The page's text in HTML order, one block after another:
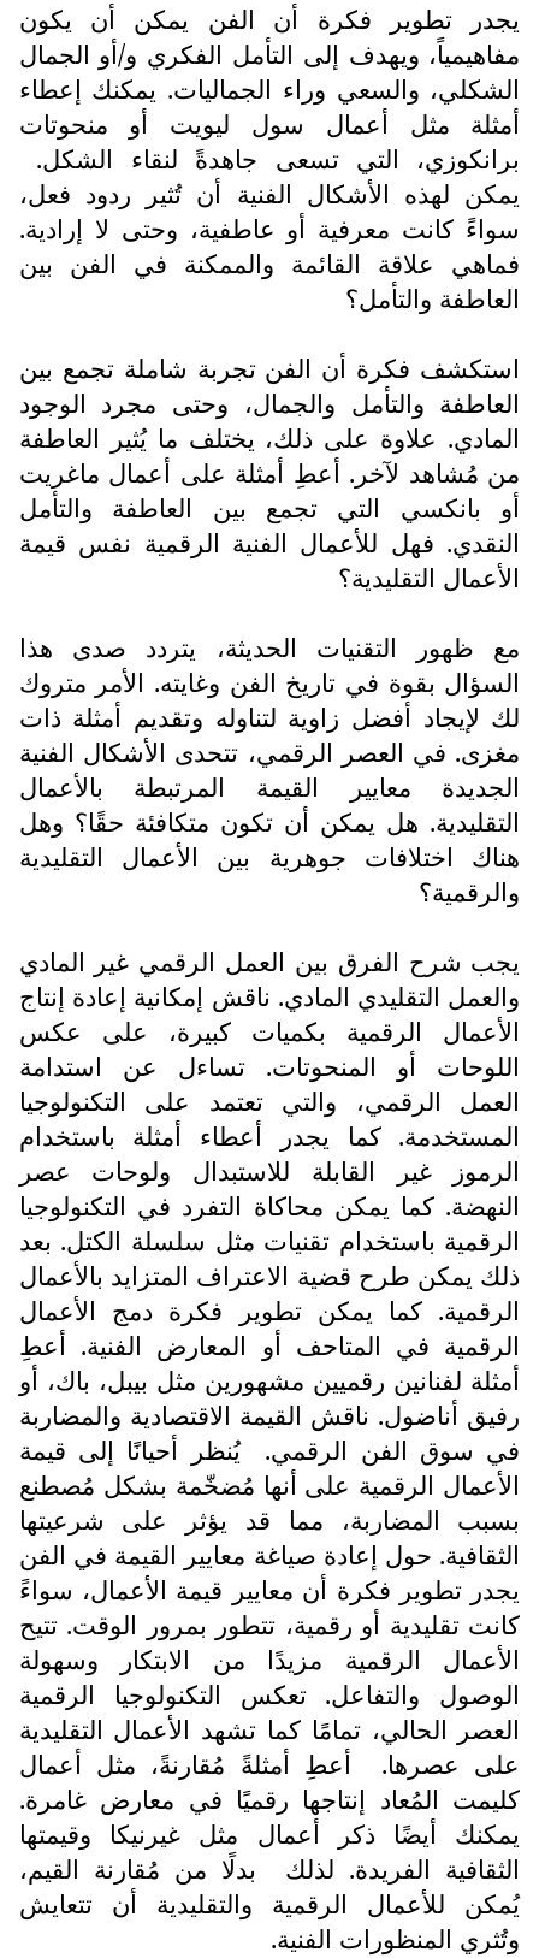
يجدر تطوير فكرة أن الفن يمكن أن يكون
مفاهيمياً، ويهدف إلى التأمل الفكري و/أو الجمال
الشكلي، والسعي وراء الجماليات. يمكنك إعطاء
أمثلة مثل أعمال سول ليويت أو منحوتات
برانكوزي، التي تسعى جاهدةً لنقاء الشكل.
يمكن لهذه الأشكال الفنية أن تُثير ردود فعل،
سواءً كانت معرفية أو عاطفية، وحتى لا إرادية.
فماهي علاقة القائمة والممكنة في الفن بين
العاطفة والتأمل؟
استكشف فكرة أن الفن تجربة شاملة تجمع بين
العاطفة والتأمل والجمال، وحتى مجرد الوجود
المادي. علاوة على ذلك، يختلف ما يُثير العاطفة
من مُشاهد لآخر. أعطِ أمثلة على أعمال ماغريت
أو بانكسي التي تجمع بين العاطفة والتأمل
النقدي. فهل للأعمال الفنية الرقمية نفس قيمة
الأعمال التقليدية؟
مع ظهور التقنيات الحديثة، يتردد صدى هذا
السؤال بقوة في تاريخ الفن وغايته. الأمر متروك
لك لإيجاد أفضل زاوية لتناوله وتقديم أمثلة ذات
مغزى. في العصر الرقمي، تتحدى الأشكال الفنية
الجديدة معايير القيمة المرتبطة بالأعمال
التقليدية. هل يمكن أن تكون متكافئة حقًا؟ وهل
هناك اختلافات جوهرية بين الأعمال التقليدية
والرقمية؟
يجب شرح الفرق بين العمل الرقمي غير المادي
والعمل التقليدي المادي. ناقش إمكانية إعادة إنتاج
الأعمال الرقمية بكميات كبيرة، على عكس
اللوحات أو المنحوتات. تساءل عن استدامة
العمل الرقمي، والتي تعتمد على التكنولوجيا
المستخدمة. كما يجدر أعطاء أمثلة باستخدام
الرموز غير القابلة للاستبدال ولوحات عصر
النهضة. كما يمكن محاكاة التفرد في التكنولوجيا
الرقمية باستخدام تقنيات مثل سلسلة الكتل. بعد
ذلك يمكن طرح قضية الاعتراف المتزايد بالأعمال
الرقمية. كما يمكن تطوير فكرة دمج الأعمال
الرقمية في المتاحف أو المعارض الفنية. أعطِ
أمثلة لفنانين رقميين مشهورين مثل بيبل، باك، أو
رفيق أناضول. ناقش القيمة الاقتصادية والمضاربة
في سوق الفن الرقمي.
يُنظر أحيانًا إلى قيمة
الأعمال الرقمية على أنها مُضخّمة بشكل مُصطنع
بسبب المضاربة، مما قد يؤثر على شرعيتها
الثقافية. حول إعادة صياغة معايير القيمة في الفن
يجدر تطوير فكرة أن معايير قيمة الأعمال، سواءً
كانت تقليدية أو رقمية، تتطور بمرور الوقت. تتيح
الأعمال الرقمية مزيدًا من الابتكار وسهولة
الوصول والتفاعل. تعكس التكنولوجيا الرقمية
العصر الحالي، تمامًا كما تشهد الأعمال التقليدية
على عصرها.
أعطِ أمثلةً مُقارنةً، مثل أعمال
كليمت المُعاد إنتاجها رقميًا في معارض غامرة.
يمكنك أيضًا ذكر أعمال مثل غيرنيكا وقيمتها
الثقافية الفريدة. لذلك
بدلًا من مُقارنة القيم،
يُمكن للأعمال الرقمية والتقليدية أن تتعايش
وتُثري المنظورات الفنية.